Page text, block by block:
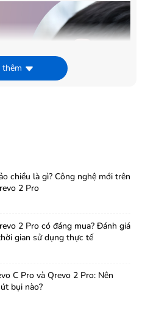
cổng bluetooth
Samsung này sử dụng công
thông qua ứng dụng Galaxy
đặt chế độ tùy chỉnh cho
cuộc gọi, các thông
Gmail,…) vô cùng tiện
không tiện mở điện thoại
báo quan trọng.
với các thiết bị Android từ
thêm
chiều là gì? Công nghệ mới trên
2 Pro
2 Pro có đáng mua? Đánh giá
gian sử dụng thực tế
C Pro và Qrevo 2 Pro: Nên
bụi nào?